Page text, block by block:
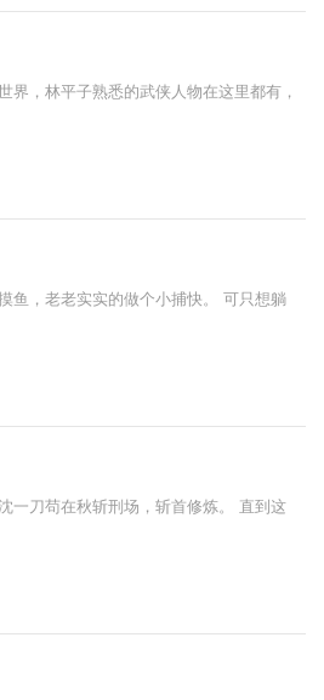
，林平子熟悉的武侠人物在这里都有，
鱼，老老实实的做个小捕快。 可只想躺
一刀苟在秋斩刑场，斩首修炼。 直到这